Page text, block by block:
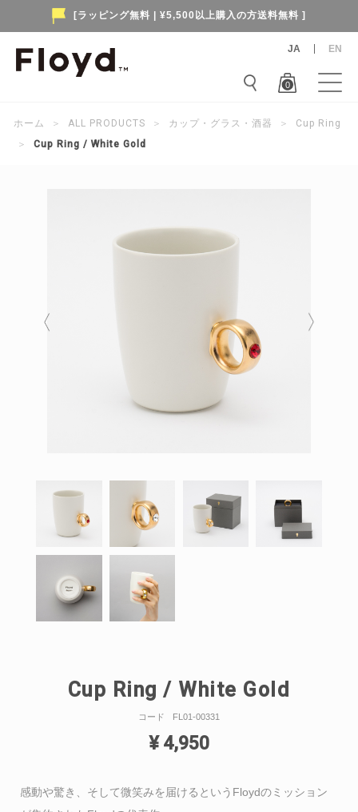
[ラッピング無料 | ¥5,500以上購入の方送料無料 ]
EN
JA
0
ホーム ＞ ALL PRODUCTS ＞ カップ・グラス・酒器 ＞
Cup Ring
＞
Cup Ring / White Gold
Cup Ring / White Gold
コード FL01-00331
¥ 4,950
感動や驚き、そして微笑みを届けるというFloydのミッション